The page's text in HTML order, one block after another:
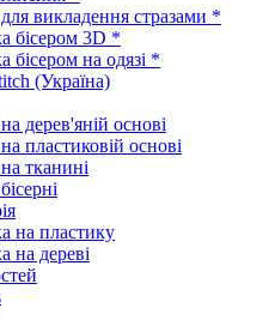
викладення стразами *
бісером 3D *
бісером на одязі *
(Україна)
дерев'яній основі
пластиковій основі
тканині
на пластику
на дереві